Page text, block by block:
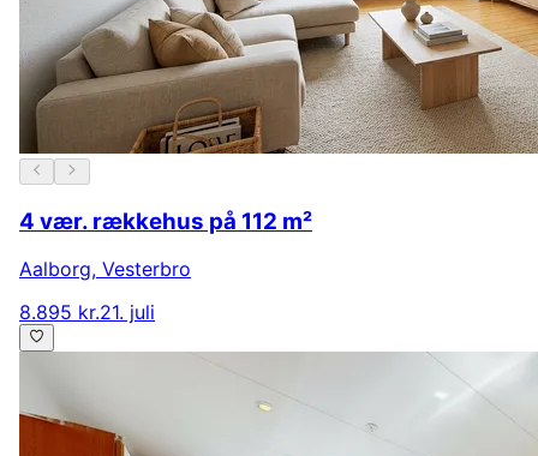
4 vær. rækkehus på 112 m²
Aalborg, Vesterbro
8.895 kr.21. juli